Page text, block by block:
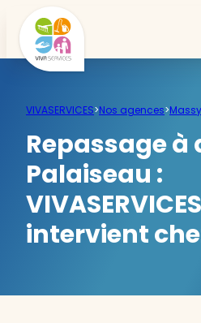
VIVASERVICES>Nos agences>Massy
Repassage à
Palaiseau :
intervient